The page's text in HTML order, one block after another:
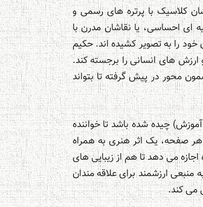
کلاسیک با پرتره های رسمی و
ای احساسی، یا نقاشان مدرن با
را به تصویر کشیده اند. حکیم
ارزش های انسانی را برجسته کند.
محور در پیش گرفته تا بتواند
چیده شده باشد تا خواننده
هر صفحه، یک اثر هنری به همراه
می دهد تا هم از زیبایی های
ارزشمند برای علاقه مندان
می کند.